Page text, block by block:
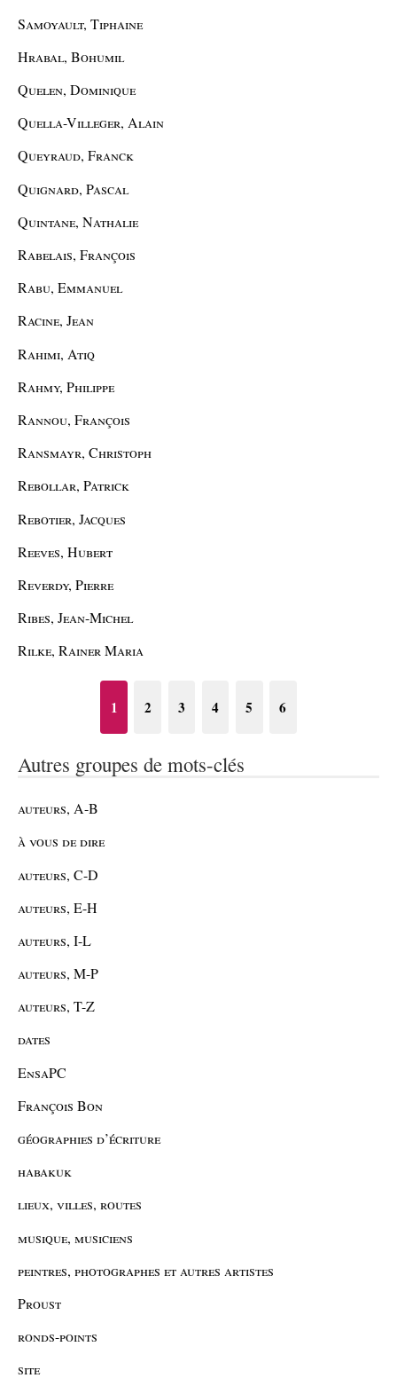
Samoyault, Tiphaine
Hrabal, Bohumil
Quelen, Dominique
Quella-Villeger, Alain
Queyraud, Franck
Quignard, Pascal
Quintane, Nathalie
Rabelais, François
Rabu, Emmanuel
Racine, Jean
Rahimi, Atiq
Rahmy, Philippe
Rannou, François
Ransmayr, Christoph
Rebollar, Patrick
Rebotier, Jacques
Reeves, Hubert
Reverdy, Pierre
Ribes, Jean-Michel
Rilke, Rainer Maria
1 2 3 4 5 6
Autres groupes de mots-clés
auteurs, A-B
à vous de dire
auteurs, C-D
auteurs, E-H
auteurs, I-L
auteurs, M-P
auteurs, T-Z
dates
EnsaPC
François Bon
géographies d’écriture
habakuk
lieux, villes, routes
musique, musiciens
peintres, photographes et autres artistes
Proust
ronds-points
site